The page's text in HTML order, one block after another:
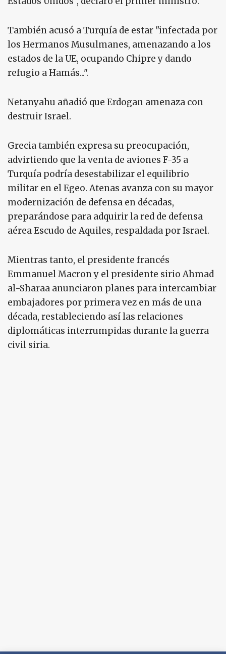
También acusó a Turquía de estar "infectada por
los Hermanos Musulmanes, amenazando a los
estados de la UE, ocupando Chipre y dando
refugio a Hamás...".
Netanyahu añadió que Erdogan amenaza con
destruir Israel.
Grecia también expresa su preocupación,
advirtiendo que la venta de aviones F-35 a
Turquía podría desestabilizar el equilibrio
militar en el Egeo. Atenas avanza con su mayor
modernización de defensa en décadas,
preparándose para adquirir la red de defensa
aérea Escudo de Aquiles, respaldada por Israel.
Mientras tanto, el presidente francés
Emmanuel Macron y el presidente sirio Ahmad
al-Sharaa anunciaron planes para intercambiar
embajadores por primera vez en más de una
década, restableciendo así las relaciones
diplomáticas interrumpidas durante la guerra
civil siria.